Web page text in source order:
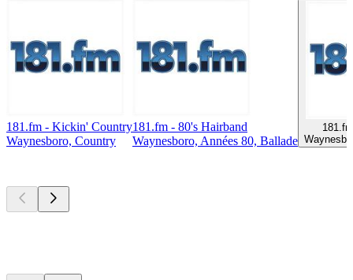
181.fm - Kickin' Country
Waynesboro, Country
181.fm - 80's Hairband
Waynesboro, Années 80, Ballade